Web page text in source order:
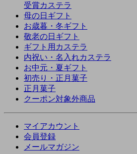
受賞カステラ
母の日ギフト
お歳暮・冬ギフト
敬老の日ギフト
ギフト用カステラ
内祝い・名入れカステラ
お中元・夏ギフト
初売り・正月菓子
正月菓子
クーポン対象外商品
マイアカウント
会員登録
メールマガジン